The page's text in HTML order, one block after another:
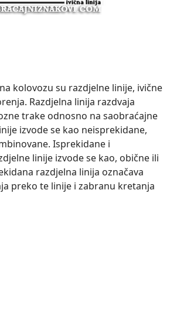
kolovozu su razdjelne linije, ivične
Razdjelna linija razdvaja
trake odnosno na saobraćajne
izvode se kao neisprekidane,
Isprekidane i
linije izvode se kao, obične ili
razdjelna linija označava
preko te linije i zabranu kretanja